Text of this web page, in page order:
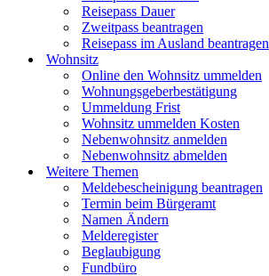
Reisepass Dauer
Zweitpass beantragen
Reisepass im Ausland beantragen
Wohnsitz
Online den Wohnsitz ummelden
Wohnungsgeberbestätigung
Ummeldung Frist
Wohnsitz ummelden Kosten
Nebenwohnsitz anmelden
Nebenwohnsitz abmelden
Weitere Themen
Meldebescheinigung beantragen
Termin beim Bürgeramt
Namen Ändern
Melderegister
Beglaubigung
Fundbüro